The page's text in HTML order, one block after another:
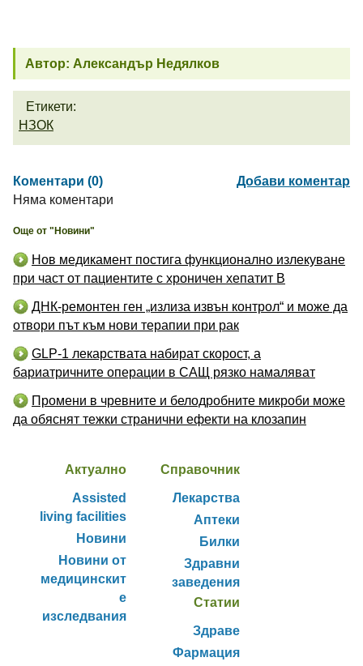
Автор: Александър Недялков
Етикети:
НЗОК
Коментари (0)
Добави коментар
Няма коментари
Още от "Новини"
Нов медикамент постига функционално излекуване
при част от пациентите с хроничен хепатит B
ДНК-ремонтен ген „излиза извън контрол“ и може да
отвори път към нови терапии при рак
GLP-1 лекарствата набират скорост, а
бариатричните операции в САЩ рязко намаляват
Промени в чревните и белодробните микроби може
да обяснят тежки странични ефекти на клозапин
Актуално
Assisted
living facilities
Новини
Новини от
медицинскит
е
изследвания
Справочник
Лекарства
Аптеки
Билки
Здравни
заведения
Статии
Здраве
Фармация